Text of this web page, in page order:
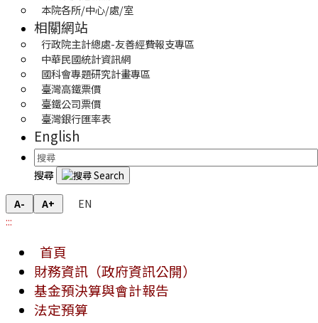
本院各所/中心/處/室
相關網站
行政院主計總處-友善經費報支專區
中華民國統計資訊網
國科會專題研究計畫專區
臺灣高鐵票價
臺鐵公司票價
臺灣銀行匯率表
English
搜尋
A- A+
EN
:::
首頁
財務資訊（政府資訊公開）
基金預決算與會計報告
法定預算